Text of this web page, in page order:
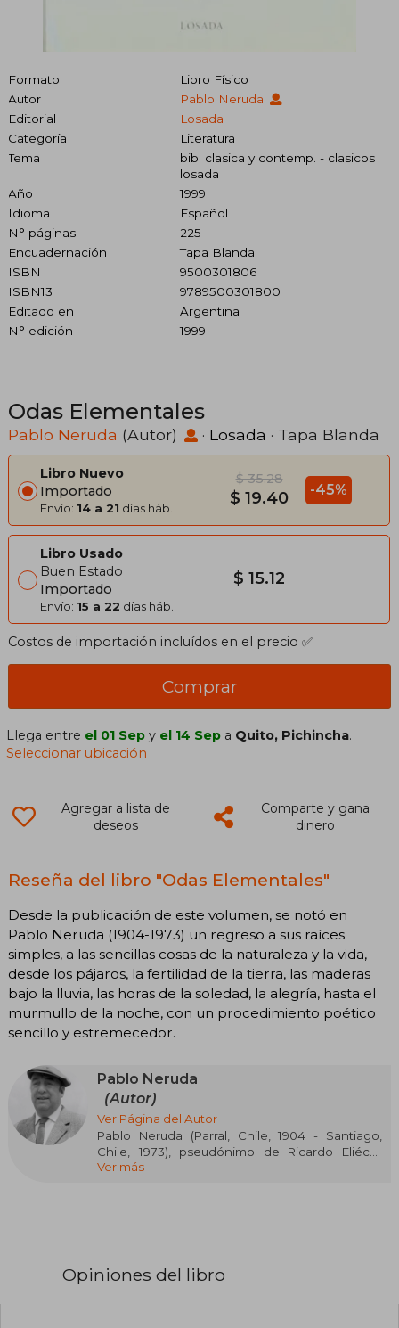
Formato
Libro Físico
Autor
Pablo Neruda
Editorial
Losada
Categoría
Literatura
Tema
bib. clasica y contemp. - clasicos
losada
Año
1999
Idioma
Español
N° páginas
225
Encuadernación
Tapa Blanda
ISBN
9500301806
ISBN13
9789500301800
Editado en
Argentina
N° edición
1999
Odas Elementales
Pablo Neruda (Autor) · Losada · Tapa Blanda
Libro Nuevo
Importado
Envío: 14 a 21 días háb.
$ 35.28
$ 19.40 -45%
Libro Usado
Buen Estado
Importado
Envío: 15 a 22 días háb.
$ 15.12
Costos de importación incluídos en el precio ✅
Comprar
Llega entre el 01 Sep y el 14 Sep a Quito, Pichincha.
Seleccionar ubicación
Agregar a lista de
deseos
Comparte y gana
dinero
Reseña del libro "Odas Elementales"
Desde la publicación de este volumen, se notó en
Pablo Neruda (1904-1973) un regreso a sus raíces
simples, a las sencillas cosas de la naturaleza y la vida,
desde los pájaros, la fertilidad de la tierra, las maderas
bajo la lluvia, las horas de la soledad, la alegría, hasta el
murmullo de la noche, con un procedimiento poético
sencillo y estremecedor.
Pablo Neruda
(Autor)
Ver Página del Autor
Pablo Neruda (Parral, Chile, 1904 - Santiago,
Chile, 1973), pseudónimo de Ricardo Eliécer
Neftalí Reyes Basoalto, fue uno de los poetas
Tierra. Galardonado con el Premio Nobel de
Ver más
Opiniones del libro